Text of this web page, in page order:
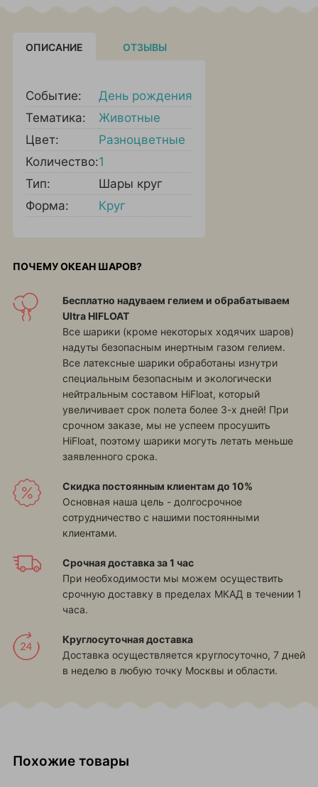
ОПИСАНИЕ ОТЗЫВЫ
Событие:
День рождения
Тематика:
Животные
Цвет:
Разноцветные
Количество:1
Тип:
Шары круг
Форма:
Круг
ПОЧЕМУ ОКЕАН ШАРОВ?
Бесплатно надуваем гелием и обрабатываем
Ultra HIFLOAT
Все шарики (кроме некоторых ходячих шаров)
надуты безопасным инертным газом гелием.
Все латексные шарики обработаны изнутри
специальным безопасным и экологически
нейтральным составом HiFloat, который
увеличивает срок полета более 3-х дней! При
срочном заказе, мы не успеем просушить
HiFloat, поэтому шарики могуть летать меньше
заявленного срока.
Скидка постоянным клиентам до 10%
Основная наша цель - долгосрочное
сотрудничество с нашими постоянными
клиентами.
Срочная доставка за 1 час
При необходимости мы можем осуществить
срочную доставку в пределах МКАД в течении 1
часа.
Круглосуточная доставка
Доставка осуществляется круглосуточно, 7 дней
в неделю в любую точку Москвы и области.
Похожие товары